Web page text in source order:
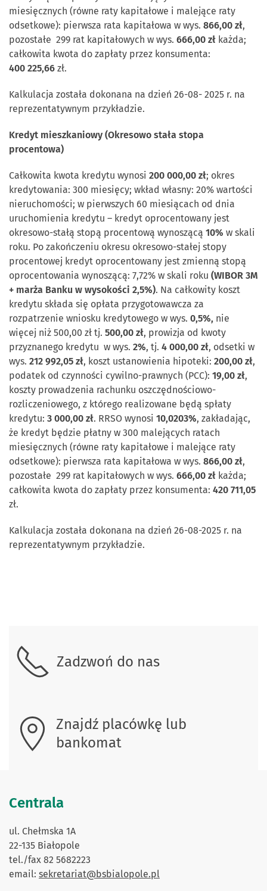
miesięcznych (równe raty kapitałowe i malejące raty
odsetkowe): pierwsza rata kapitałowa w wys. 866,00 zł,
pozostałe 299 rat kapitałowych w wys. 666,00 zł każda;
całkowita kwota do zapłaty przez konsumenta:
400 225,66 zł.
Kalkulacja została dokonana na dzień 26-08- 2025 r. na
reprezentatywnym przykładzie.
Kredyt mieszkaniowy (Okresowo stała stopa
procentowa)
Całkowita kwota kredytu wynosi 200 000,00 zł; okres
kredytowania: 300 miesięcy; wkład własny: 20% wartości
nieruchomości; w pierwszych 60 miesiącach od dnia
uruchomienia kredytu – kredyt oprocentowany jest
okresowo-stałą stopą procentową wynoszącą 10% w skali
roku. Po zakończeniu okresu okresowo-stałej stopy
procentowej kredyt oprocentowany jest zmienną stopą
oprocentowania wynoszącą: 7,72% w skali roku (WIBOR 3M
+ marża Banku w wysokości 2,5%). Na całkowity koszt
kredytu składa się opłata przygotowawcza za
rozpatrzenie wniosku kredytowego w wys. 0,5%, nie
więcej niż 500,00 zł tj. 500,00 zł, prowizja od kwoty
przyznanego kredytu w wys. 2%, tj. 4 000,00 zł, odsetki w
wys. 212 992,05 zł, koszt ustanowienia hipoteki: 200,00 zł,
podatek od czynności cywilno-prawnych (PCC): 19,00 zł,
koszty prowadzenia rachunku oszczędnościowo-
rozliczeniowego, z którego realizowane będą spłaty
kredytu: 3 000,00 zł. RRSO wynosi 10,0203%, zakładając,
że kredyt będzie płatny w 300 malejących ratach
miesięcznych (równe raty kapitałowe i malejące raty
odsetkowe): pierwsza rata kapitałowa w wys. 866,00 zł,
pozostałe 299 rat kapitałowych w wys. 666,00 zł każda;
całkowita kwota do zapłaty przez konsumenta: 420 711,05
zł.
Kalkulacja została dokonana na dzień 26-08-2025 r. na
reprezentatywnym przykładzie.
Zadzwoń do nas
Znajdź placówkę lub
bankomat
Centrala
ul. Chełmska 1A
22-135 Białopole
tel./fax 82 5682223
email: sekretariat@bsbialopole.pl